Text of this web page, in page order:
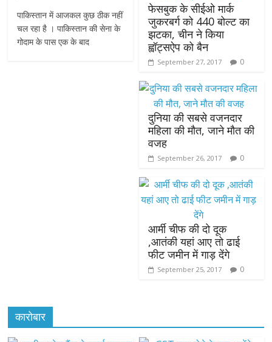
पाकिस्तान में आजकल कुछ ठीक नहीं
चल रहा है । पाकिस्तान की सेना के
गोदाम के पास एक के बाद
फेसबुक के सीईओ मार्क
जुकरबर्ग को 440 बोल्ट का
झटका, चीन ने किया
ह्वॉट्सऐप को बैन
September 27, 2017 0
दुनिया की सबसे वजनदार
महिला की मौत, जाने मौत की
वजह
September 26, 2017 0
आर्मी चीफ की दो दूक
,आतंकी यहां आए तो ढाई
फीट जमीन में गाड़ देंगे
September 25, 2017 0
कारोबार